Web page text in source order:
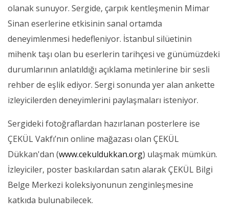
olanak sunuyor. Sergide, çarpık kentleşmenin Mimar
Sinan eserlerine etkisinin sanal ortamda
deneyimlenmesi hedefleniyor. İstanbul silüetinin
mihenk taşı olan bu eserlerin tarihçesi ve günümüzdeki
durumlarının anlatıldığı açıklama metinlerine bir sesli
rehber de eşlik ediyor. Sergi sonunda yer alan ankette
izleyicilerden deneyimlerini paylaşmaları isteniyor.
Sergideki fotoğraflardan hazırlanan posterlere ise
ÇEKÜL Vakfı’nın online mağazası olan ÇEKÜL
Dükkan'dan (www.cekuldukkan.org) ulaşmak mümkün.
İzleyiciler, poster baskılardan satın alarak ÇEKÜL Bilgi
Belge Merkezi koleksiyonunun zenginleşmesine
katkıda bulunabilecek.